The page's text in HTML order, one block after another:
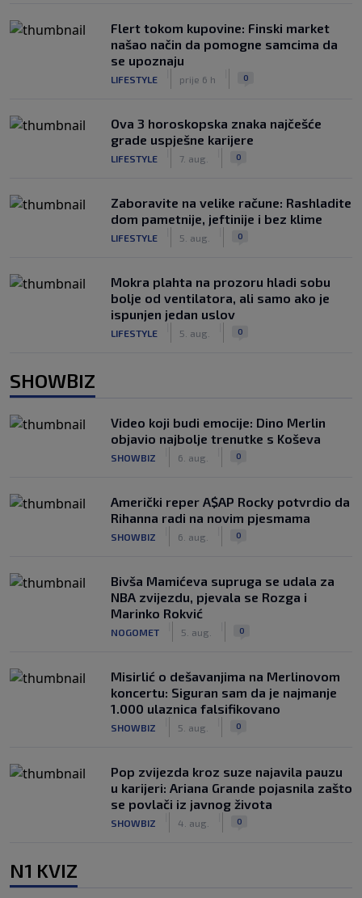
Flert tokom kupovine: Finski market
našao način da pomogne samcima da
se upoznaju
LIFESTYLE prije 6 h 0
Ova 3 horoskopska znaka najčešće
grade uspješne karijere
LIFESTYLE 7. aug. 0
Zaboravite na velike račune: Rashladite
dom pametnije, jeftinije i bez klime
LIFESTYLE 5. aug. 0
Mokra plahta na prozoru hladi sobu
bolje od ventilatora, ali samo ako je
ispunjen jedan uslov
LIFESTYLE 5. aug. 0
SHOWBIZ
Video koji budi emocije: Dino Merlin
objavio najbolje trenutke s Koševa
SHOWBIZ 6. aug. 0
Američki reper A$AP Rocky potvrdio da
Rihanna radi na novim pjesmama
SHOWBIZ 6. aug. 0
Bivša Mamićeva supruga se udala za
NBA zvijezdu, pjevala se Rozga i
Marinko Rokvić
NOGOMET 5. aug. 0
Misirlić o dešavanjima na Merlinovom
koncertu: Siguran sam da je najmanje
1.000 ulaznica falsifikovano
SHOWBIZ 5. aug. 0
Pop zvijezda kroz suze najavila pauzu
u karijeri: Ariana Grande pojasnila zašto
se povlači iz javnog života
SHOWBIZ 4. aug. 0
N1 KVIZ